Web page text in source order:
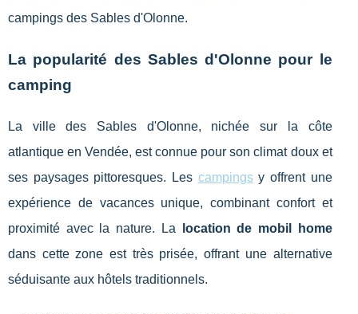
campings des Sables d'Olonne.
La popularité des Sables d'Olonne pour le
camping
La ville des Sables d'Olonne, nichée sur la côte
atlantique en Vendée, est connue pour son climat doux et
ses paysages pittoresques. Les campingsy offrent une
expérience de vacances unique, combinant confort et
proximité avec la nature. La
location de mobil home
dans cette zone est très prisée, offrant une alternative
séduisante aux hôtels traditionnels.